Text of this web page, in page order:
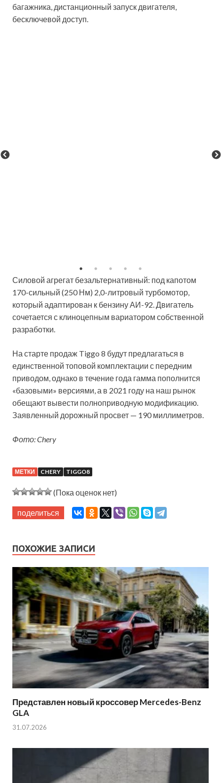
багажника, дистанционный запуск двигателя,
бесключевой доступ.
Силовой агрегат безальтернативный: под капотом
170-сильный (250 Нм) 2,0-литровый турбомотор,
который адаптирован к бензину АИ-92. Двигатель
сочетается с клиноцепным вариатором собственной
разработки.
На старте продаж Tiggo 8 будут предлагаться в
единственной топовой комплектации с передним
приводом, однако в течение года гамма пополнится
«базовыми» версиями, а в 2021 году на наш рынок
обещают вывести полноприводную модификацию.
Заявленный дорожный просвет — 190 миллиметров.
Фото: Chery
МЕТКИ CHERY TIGGO8
(Пока оценок нет)
поделиться
ПОХОЖИЕ ЗАПИСИ
Представлен новый кроссовер Mercedes-Benz
GLA
31.07.2026